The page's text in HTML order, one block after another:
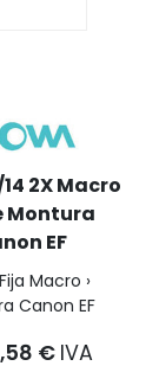
2X Macro
Montura
EF
Macro ›
Canon EF
€ IVA